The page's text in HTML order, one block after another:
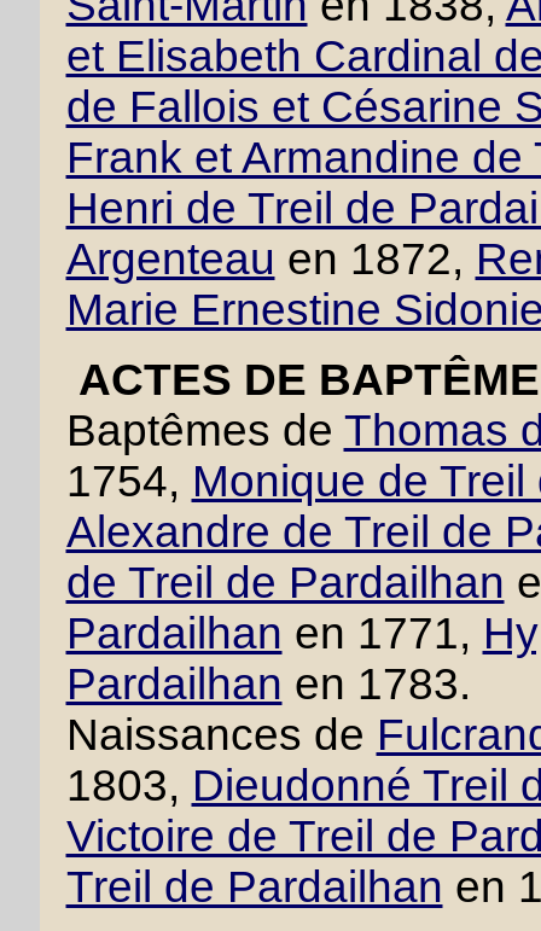
et Elisabeth Cardinal
de Fallois et Césarine
Frank et Armandine
Henri de Treil de
Argenteau en 1872,
Marie Ernestine
ACTES DE
Baptêmes de Thomas
1754, Monique de
Alexandre de Treil de
de Treil de Pardailhan
Pardailhan en 1771,
Pardailhan en 1783.
Naissances de
1803, Dieudonné Treil
Victoire de Treil de
Treil de Pardailhan en